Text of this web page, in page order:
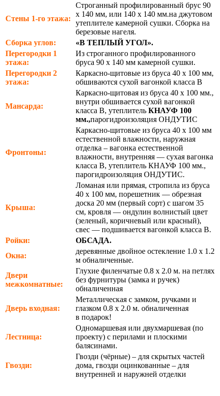
Стены 1-го этажа:
Строганный профилированный брус 90
х 140 мм, или 140 х 140 мм.на джутовом
утеплителе камерной сушки. Сборка на
березовые нагеля.
Сборка углов:
«В ТЕПЛЫЙ УГОЛ».
Перегородки 1
этажа:
Из строганного профилированного
бруса 90 х 140 мм камерной сушки.
Перегородки 2
этажа:
Каркасно-щитовые из бруса 40 х 100 мм,
обшиваются сухой вагонкой класса В
Мансарда:
Каркасно-щитовая из бруса 40 х 100 мм.,
внутри обшивается сухой вагонкой
класса В, утеплитель КНАУФ 100
мм.,парогидроизоляция ОНДУТИС
Фронтоны:
Каркасно-щитовые из бруса 40 х 100 мм
естественной влажности, наружная
отделка – вагонка естественной
влажности, внутренняя — сухая вагонка
класса В, утеплитель КНАУФ 100 мм.,
парогидроизоляция ОНДУТИС.
Крыша:
Ломаная или прямая, стропила из бруса
40 х 100 мм, порешетник — обрезная
доска 20 мм (первый сорт) с шагом 35
см, кровля — ондулин волнистый цвет
(зеленый, коричневый или красный),
свес — подшивается вагонкой класса В.
Ройки:
ОБСАДА.
Окна:
деревянные двойное остекление 1.0 х 1.2
м обналиченные.
Двери
межкомнатные:
Глухие филенчатые 0.8 х 2.0 м. на петлях
без фурнитуры (замка и ручек)
обналиченная
Дверь входная:
Металлическая с замком, ручками и
глазком 0.8 х 2.0 м. обналиченная
в подарок!
Лестница:
Одномаршевая или двухмаршевая (по
проекту) с перилами и плоскими
балясинами.
Гвозди:
Гвозди (чёрные) – для скрытых частей
дома, гвозди оцинкованные – для
внутренней и наружней отделки